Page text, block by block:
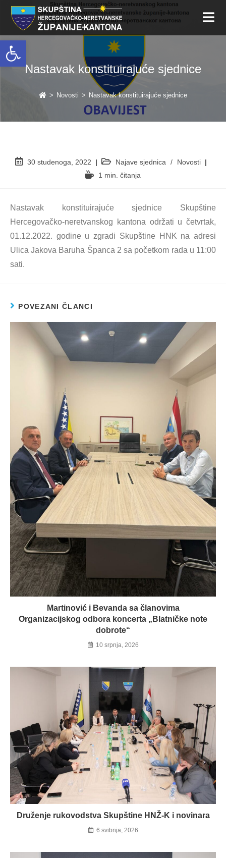
Open toolbar
Nastavak konstituirajuće sjednice
> Novosti > Nastavak konstituirajuće sjednice
30 studenoga, 2022 Najave sjednica /
Novosti
1 min. čitanja
Nastavak konstituirajuće sjednice Skupštine
Hercegovačko-neretvanskog kantona održati u četvrtak,
01.12.2022. godine u zgradi Skupštine HNK na adresi
Ulica Jakova Baruha Španca 2 sa početkom rada u 11:00
sati.
POVEZANI ČLANCI
Martinović i Bevanda sa članovima
Organizacijskog odbora koncerta „Blatničke note
dobrote“
10 srpnja, 2026
Druženje rukovodstva Skupštine HNŽ-K i novinara
6 svibnja, 2026